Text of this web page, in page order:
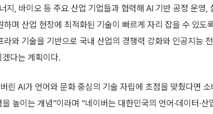
지, 바이오 등 주요 산업 기업들과 협력해 AI 기반 공정 운영,
하며 산업 현장에 최적화된 기술이 빠르게 자리 잡을 수 있도
라와 기술을 기반으로 국내 산업의 경쟁력 강화와 인공지능
다는 계획이다.
린 AI가 언어와 문화 중심의 기술 자립에 초점을 맞췄다면
높이는 개념”이라며 “네이버는 대한민국의 언어·데이터·